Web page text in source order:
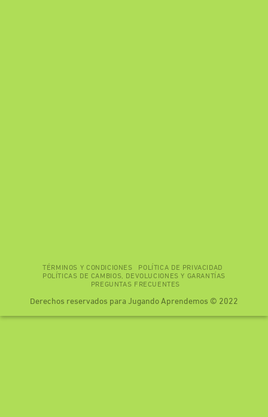
TÉRMINOS Y CONDICIONES POLÍTICA DE PRIVACIDAD
POLÍTICAS DE CAMBIOS, DEVOLUCIONES Y GARANTÍAS
PREGUNTAS FRECUENTES
Derechos reservados para Jugando Aprendemos © 2022